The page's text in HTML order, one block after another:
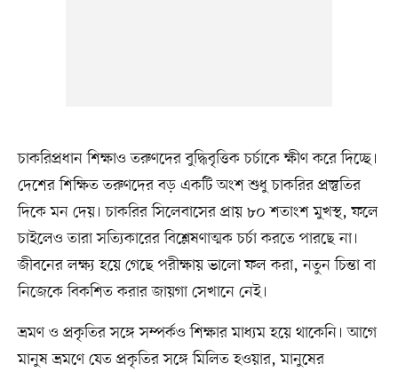
চাকরিপ্রধান শিক্ষাও তরুণদের বুদ্ধিবৃত্তিক চর্চাকে ক্ষীণ করে দিচ্ছে।
দেশের শিক্ষিত তরুণদের বড় একটি অংশ শুধু চাকরির প্রস্তুতির
দিকে মন দেয়। চাকরির সিলেবাসের প্রায় ৮০ শতাংশ মুখস্থ, ফলে
চাইলেও তারা সত্যিকারের বিশ্লেষণাত্মক চর্চা করতে পারছে না।
জীবনের লক্ষ্য হয়ে গেছে পরীক্ষায় ভালো ফল করা, নতুন চিন্তা বা
নিজেকে বিকশিত করার জায়গা সেখানে নেই।
ভ্রমণ ও প্রকৃতির সঙ্গে সম্পর্কও শিক্ষার মাধ্যম হয়ে থাকেনি। আগে
মানুষ ভ্রমণে যেত প্রকৃতির সঙ্গে মিলিত হওয়ার, মানুষের